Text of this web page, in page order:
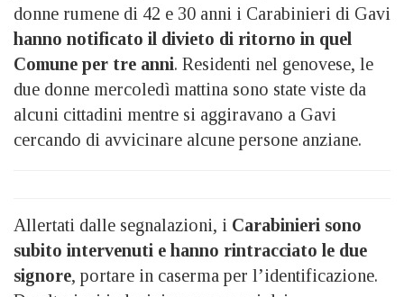
donne rumene di 42 e 30 anni i Carabinieri di Gavi
hanno notificato il divieto di ritorno in quel
Comune per tre anni. Residenti nel genovese, le
due donne mercoledì mattina sono state viste da
alcuni cittadini mentre si aggiravano a Gavi
cercando di avvicinare alcune persone anziane.
Allertati dalle segnalazioni, i Carabinieri sono
subito intervenuti e hanno rintracciato le due
signore, portare in caserma per l’identificazione.